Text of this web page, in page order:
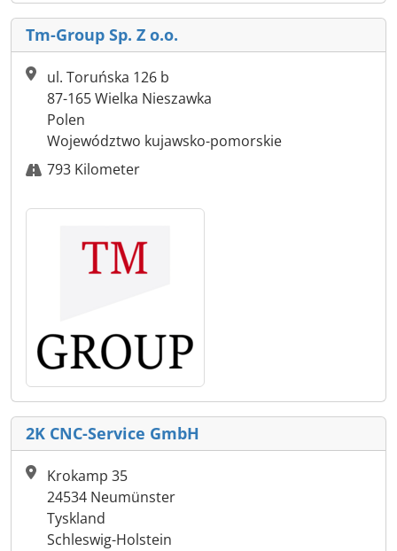
Tm-Group Sp. Z o.o.
ul. Toruńska 126 b
87-165 Wielka Nieszawka
Polen
Województwo kujawsko-pomorskie
793 Kilometer
2K CNC-Service GmbH
Krokamp 35
24534 Neumünster
Tyskland
Schleswig-Holstein